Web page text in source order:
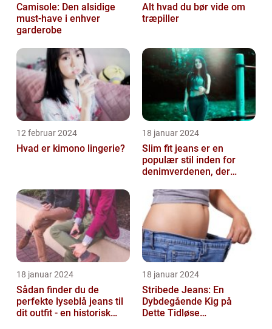
Camisole: Den alsidige
must-have i enhver
garderobe
Alt hvad du bør vide om
træpiller
12 februar 2024
Hvad er kimono lingerie?
18 januar 2024
Slim fit jeans er en
populær stil inden for
denimverdenen, der
personer, der ønsk...
18 januar 2024
Sådan finder du de
perfekte lyseblå jeans til
dit outfit - en historisk
18 januar 2024
Stribede Jeans: En
Dybdegående Kig på
Dette Tidløse